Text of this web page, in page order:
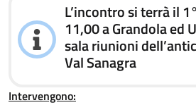
L’incontro si terrà il
11,00 a Grandola ed
sala riunioni
Val Sanagra
Intervengono: